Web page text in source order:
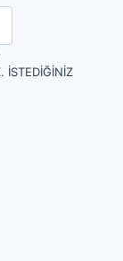
İSTEDIĞINIZ